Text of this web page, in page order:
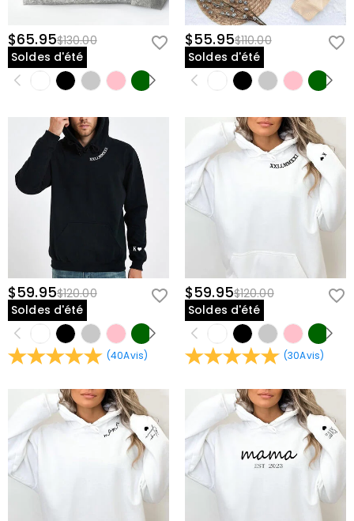
$65.95$130.00
Soldes d'été
$55.95$110.00
Soldes d'été
$59.95$120.00
Soldes d'été
(40Avis)
$59.95$120.00
Soldes d'été
(30Avis)